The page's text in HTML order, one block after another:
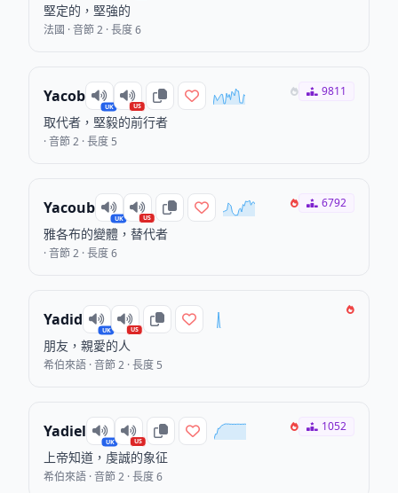
堅定的，堅強的
法國 · 音節 2 · 長度 6
Yacob
UK US
取代者，堅毅的前行者
· 音節 2 · 長度 5
9811
Yacoub
UK US
雅各布的變體，替代者
· 音節 2 · 長度 6
6792
Yadid
UK US
朋友，親愛的人
希伯來語 · 音節 2 · 長度 5
Yadiel
UK US
上帝知道，虔誠的象征
希伯來語 · 音節 2 · 長度 6
1052